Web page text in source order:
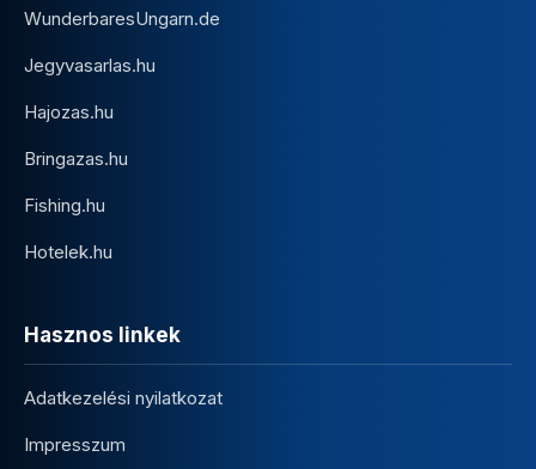
WunderbaresUngarn.de
Jegyvasarlas.hu
Hajozas.hu
Bringazas.hu
Fishing.hu
Hotelek.hu
Hasznos linkek
Adatkezelési nyilatkozat
Impresszum